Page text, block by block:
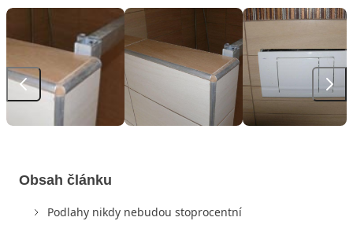
Obsah článku
Podlahy nikdy nebudou stoprocentní